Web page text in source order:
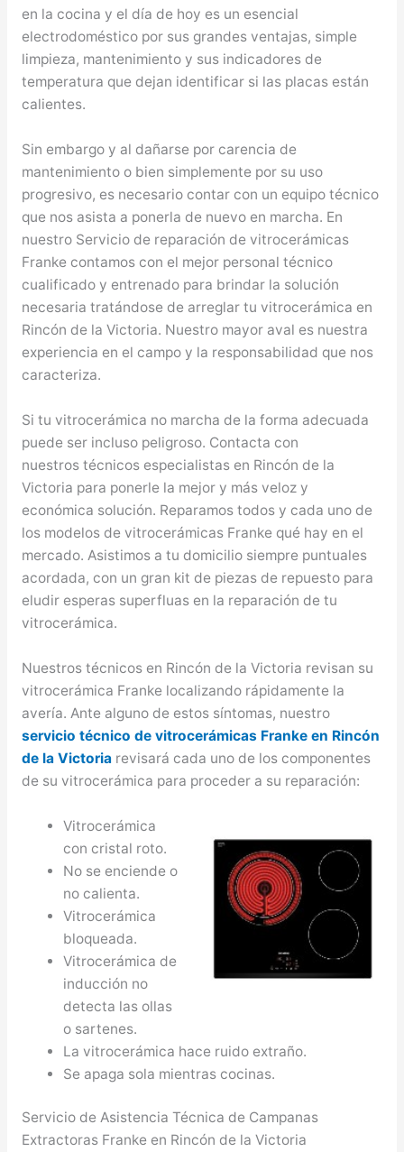
en la cocina y el día de hoy es un esencial
electrodoméstico por sus grandes ventajas, simple
limpieza, mantenimiento y sus indicadores de
temperatura que dejan identificar si las placas están
calientes.
Sin embargo y al dañarse por carencia de
mantenimiento o bien simplemente por su uso
progresivo, es necesario contar con un equipo técnico
que nos asista a ponerla de nuevo en marcha. En
nuestro Servicio de reparación de vitrocerámicas
Franke contamos con el mejor personal técnico
cualificado y entrenado para brindar la solución
necesaria tratándose de arreglar tu vitrocerámica en
Rincón de la Victoria. Nuestro mayor aval es nuestra
experiencia en el campo y la responsabilidad que nos
caracteriza.
Si tu vitrocerámica no marcha de la forma adecuada
puede ser incluso peligroso. Contacta con
nuestros técnicos especialistas en Rincón de la
Victoria para ponerle la mejor y más veloz y
económica solución. Reparamos todos y cada uno de
los modelos de vitrocerámicas Franke qué hay en el
mercado. Asistimos a tu domicilio siempre puntuales
acordada, con un gran kit de piezas de repuesto para
eludir esperas superfluas en la reparación de tu
vitrocerámica.
Nuestros técnicos en Rincón de la Victoria revisan su
vitrocerámica Franke localizando rápidamente la
avería. Ante alguno de estos síntomas, nuestro
servicio técnico de vitrocerámicas Franke en Rincón
de la Victoriarevisará cada uno de los componentes
de su vitrocerámica para proceder a su reparación:
Vitrocerámica
con cristal roto.
No se enciende o
no calienta.
Vitrocerámica
bloqueada.
Vitrocerámica de
inducción no
detecta las ollas
o sartenes.
La vitrocerámica hace ruido extraño.
Se apaga sola mientras cocinas.
Servicio de Asistencia Técnica de Campanas
Extractoras Franke en Rincón de la Victoria